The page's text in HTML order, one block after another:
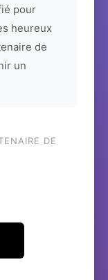
pour
heureux
de
un
DE